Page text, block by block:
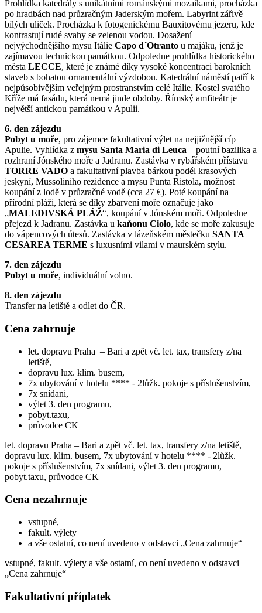
Prohlídka katedrály s unikátními románskými mozaikami, procházka
po hradbách nad průzračným Jaderským mořem. Labyrint zářivě
bílých uliček. Procházka k fotogenickému Bauxitovému jezeru, kde
kontrastují rudé svahy se zelenou vodou. Dosažení
nejvýchodnějšího mysu Itálie Capo d´Otranto u majáku, jenž je
zajímavou technickou památkou. Odpoledne prohlídka historického
města LECCE, které je známé díky vysoké koncentraci barokních
staveb s bohatou ornamentální výzdobou. Katedrální náměstí patří k
nejpůsobivějším veřejným prostranstvím celé Itálie. Kostel svatého
Kříže má fasádu, která nemá jinde obdoby. Římský amfiteátr je
největší antickou památkou v Apulii.
6. den zájezdu
Pobyt u moře, pro zájemce fakultativní výlet na nejjižnější cíp
Apulie. Vyhlídka z mysu Santa Maria di Leuca – poutní bazilika a
rozhraní Jónského moře a Jadranu. Zastávka v rybářském přístavu
TORRE VADO a fakultativní plavba bárkou podél krasových
jeskyní, Mussoliniho rezidence a mysu Punta Ristola, možnost
koupání z lodě v průzračné vodě (cca 27 €). Poté koupání na
přírodní pláži, která se díky zbarvení moře označuje jako
„MALEDIVSKÁ PLÁŽ“, koupání v Jónském moři. Odpoledne
přejezd k Jadranu. Zastávka u kaňonu Ciolo, kde se moře zakusuje
do vápencových útesů. Zastávka v lázeňském městečku SANTA
CESAREA TERME s luxusními vilami v maurském stylu.
7. den zájezdu
Pobyt u moře, individuální volno.
8. den zájezdu
Transfer na letiště a odlet do ČR.
Cena zahrnuje
let. dopravu Praha – Bari a zpět vč. let. tax, transfery z/na
letiště,
dopravu lux. klim. busem,
7x ubytování v hotelu **** - 2lůžk. pokoje s příslušenstvím,
7x snídani,
výlet 3. den programu,
pobyt.taxu,
průvodce CK
let. dopravu Praha – Bari a zpět vč. let. tax, transfery z/na letiště,
dopravu lux. klim. busem, 7x ubytování v hotelu **** - 2lůžk.
pokoje s příslušenstvím, 7x snídani, výlet 3. den programu,
pobyt.taxu, průvodce CK
Cena nezahrnuje
vstupné,
fakult. výlety
a vše ostatní, co není uvedeno v odstavci „Cena zahrnuje“
vstupné, fakult. výlety a vše ostatní, co není uvedeno v odstavci
„Cena zahrnuje“
Fakultativní příplatek